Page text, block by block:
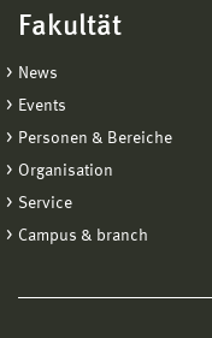
Fakultät
News
Events
Personen & Bereiche
Organisation
Service
Campus & branch